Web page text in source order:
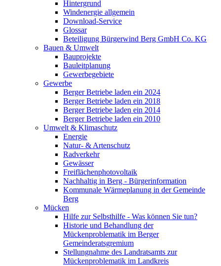
Hintergrund
Windenergie allgemein
Download-Service
Glossar
Beteiligung Bürgerwind Berg GmbH Co. KG
Bauen & Umwelt
Bauprojekte
Bauleitplanung
Gewerbegebiete
Gewerbe
Berger Betriebe laden ein 2024
Berger Betriebe laden ein 2018
Berger Betriebe laden ein 2014
Berger Betriebe laden ein 2010
Umwelt & Klimaschutz
Energie
Natur- & Artenschutz
Radverkehr
Gewässer
Freiflächenphotovoltaik
Nachhaltig in Berg - Bürgerinformation
Kommunale Wärmeplanung in der Gemeinde
Berg
Mücken
Hilfe zur Selbsthilfe - Was können Sie tun?
Historie und Behandlung der
Mückenproblematik im Berger
Gemeinderatsgremium
Stellungnahme des Landratsamts zur
Mückenproblematik im Landkreis